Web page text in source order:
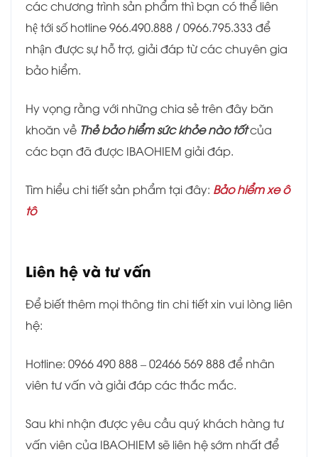
các chương trình sản phẩm thì bạn có thể liên
hệ tới số hotline 966.490.888 / 0966.795.333 để
nhận được sự hỗ trợ, giải đáp từ các chuyên gia
bảo hiểm.
Hy vọng rằng với những chia sẻ trên đây băn
khoăn về Thẻ bảo hiểm sức khỏe nào tốtcủa
các bạn đã được IBAOHIEM giải đáp.
Tìm hiểu chi tiết sản phẩm tại đây: Bảo hiểm xe ô
tô
Liên hệ và tư vấn
Để biết thêm mọi thông tin chi tiết xin vui lòng liên
hệ:
Hotline: 0966 490 888 – 02466 569 888 để nhân
viên tư vấn và giải đáp các thắc mắc.
Sau khi nhận được yêu cầu quý khách hàng tư
vấn viên của IBAOHIEM sẽ liên hệ sớm nhất để